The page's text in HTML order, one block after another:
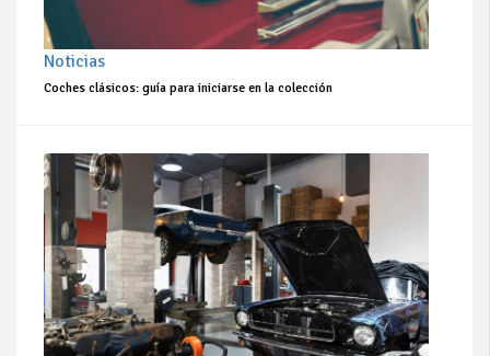
Noticias
Coches clásicos: guía para iniciarse en la colección